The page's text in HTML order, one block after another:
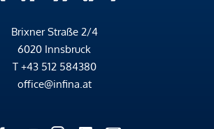
Brixner Straße 2/4
6020 Innsbruck
T +43 512 584380
office@infina.at